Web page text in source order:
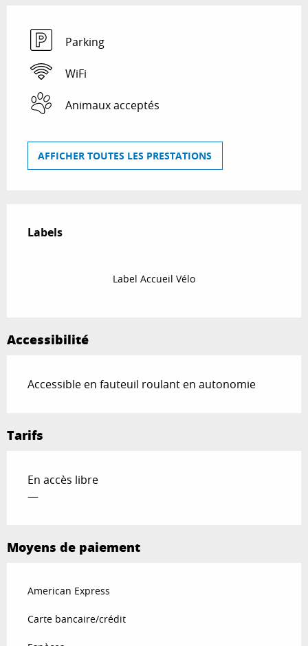
Parking
WiFi
Animaux acceptés
AFFICHER TOUTES LES PRESTATIONS
Labels
Labels
Label Accueil Vélo
Accessibilité
Accessible en fauteuil roulant en autonomie
Tarifs
En accès libre
—
Moyens de paiement
American Express
Carte bancaire/crédit